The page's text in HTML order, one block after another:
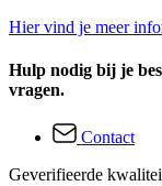
Hier vind je meer
Hulp nodig bij je
vragen.
Contact
Geverifieerde